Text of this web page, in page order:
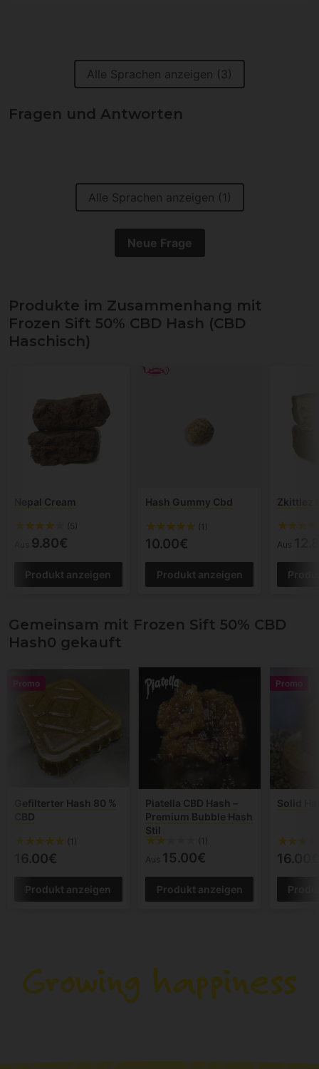
Alle Sprachen anzeigen (3)
Fragen und Antworten
Alle Sprachen anzeigen (1)
Neue Frage
Produkte im Zusammenhang mit
Frozen Sift 50% CBD Hash (CBD
Haschisch)
Nepal Cream
(5)
9.80€
Produkt anzeigen
Hash Gummy Cbd
(1)
10.00€
Produkt anzeigen
Zkittlez
Aus
Gemeinsam mit Frozen Sift 50% CBD
Hash0 gekauft
Promo
Gefilterter Hash 80 %
CBD
(1)
16.00€
Produkt anzeigen
Piatella CBD Hash –
Premium Bubble Hash
Stil
(1)
Aus 15.00€
Produkt anzeigen
Promo
Solid
16.00€